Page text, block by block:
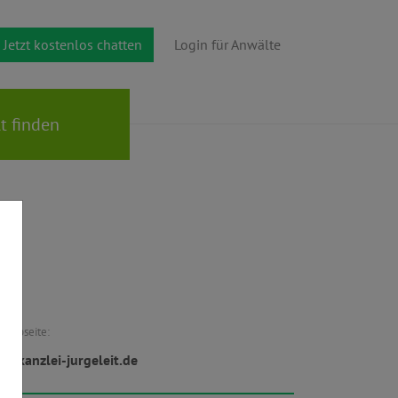
Jetzt kostenlos chatten Login für Anwälte
Webseite:
jurgeleit.de